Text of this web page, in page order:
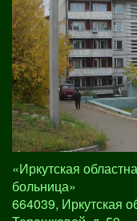
«Иркутская
больница»
664039, Иркутская